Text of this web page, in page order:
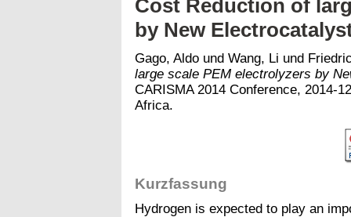
Cost Reduction of
by New
Gago, Aldo und Wang, Li und
large scale PEM electrolyzers by
CARISMA 2014 Conference, 2014-
Africa.
Kurzfassung
Hydrogen is expected to play an